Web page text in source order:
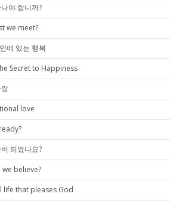
야 합니까?
we meet?
에 있는 행복
Secret to Happiness
love
되었나요?
we believe?
life that pleases God